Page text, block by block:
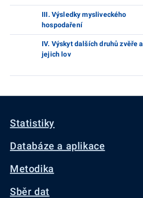
III. Výsledky mysliveckého
hospodaření
IV. Výskyt dalších druhů zvěře a
jejich lov
Statistiky
Databáze a aplikace
Metodika
Sběr dat